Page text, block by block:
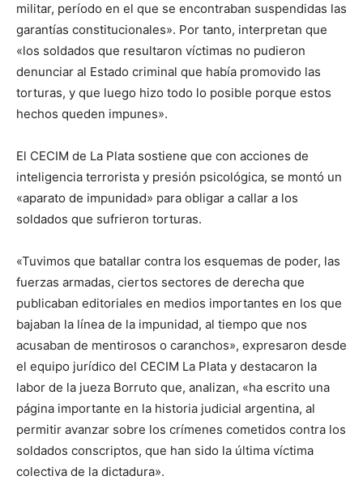
militar, período en el que se encontraban suspendidas las
garantías constitucionales». Por tanto, interpretan que
«los soldados que resultaron víctimas no pudieron
denunciar al Estado criminal que había promovido las
torturas, y que luego hizo todo lo posible porque estos
hechos queden impunes».
El CECIM de La Plata sostiene que con acciones de
inteligencia terrorista y presión psicológica, se montó un
«aparato de impunidad» para obligar a callar a los
soldados que sufrieron torturas.
«Tuvimos que batallar contra los esquemas de poder, las
fuerzas armadas, ciertos sectores de derecha que
publicaban editoriales en medios importantes en los que
bajaban la línea de la impunidad, al tiempo que nos
acusaban de mentirosos o caranchos», expresaron desde
el equipo jurídico del CECIM La Plata y destacaron la
labor de la jueza Borruto que, analizan, «ha escrito una
página importante en la historia judicial argentina, al
permitir avanzar sobre los crímenes cometidos contra los
soldados conscriptos, que han sido la última víctima
colectiva de la dictadura».